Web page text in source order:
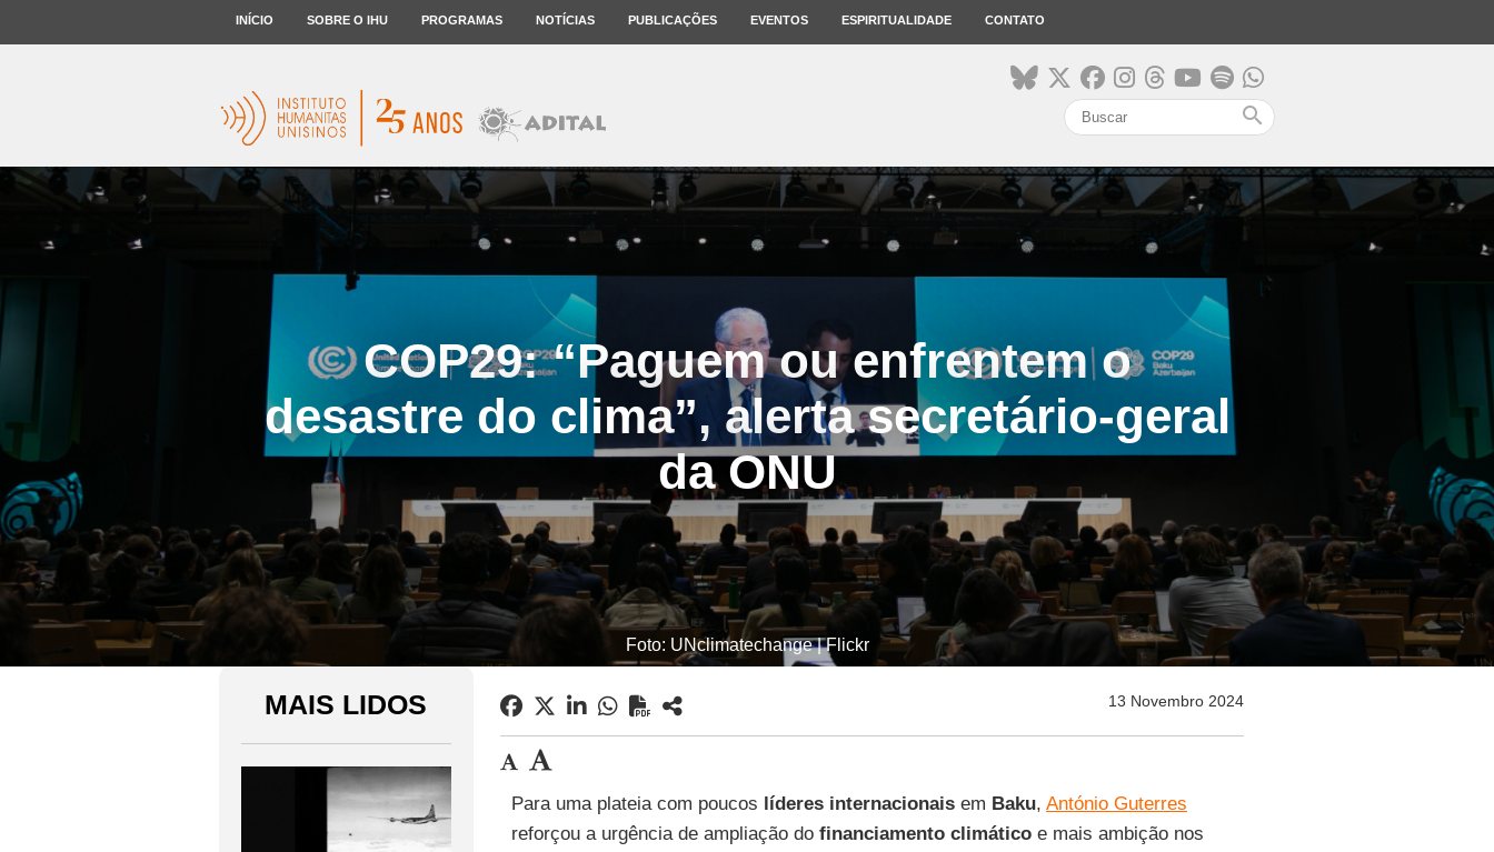
INÍCIO SOBRE O IHU PROGRAMAS NOTÍCIAS PUBLICAÇÕES EVENTOS ESPIRITUALIDADE CONTATO
search
COP29: “Paguem ou enfrentem o
desastre do clima”, alerta secretário-geral
da ONU
Foto: UNclimatechange | Flickr
MAIS LIDOS 13 Novembro 2024
Para uma plateia com poucos líderes internacionaisem Baku, António Guterres
reforçou a urgência de ampliação do financiamento climáticoe mais ambição nos